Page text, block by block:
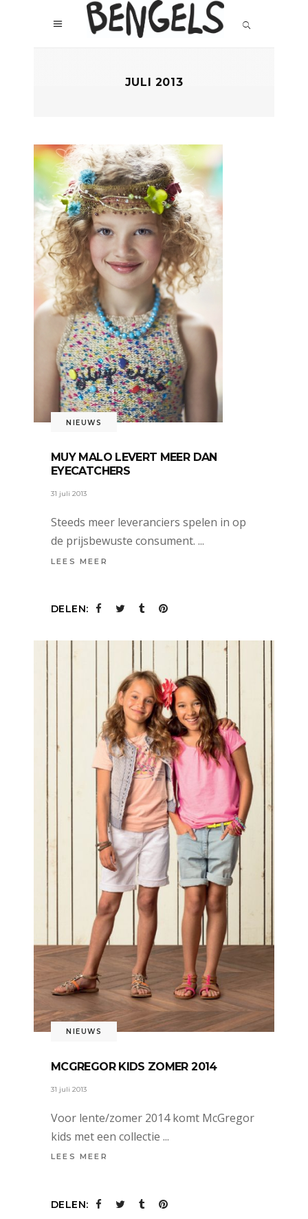
JULI 2013
NIEUWS
MUY MALO LEVERT MEER DAN
EYECATCHERS
31 juli 2013
Steeds meer leveranciers spelen in op
de prijsbewuste consument.
LEES MEER
DELEN:
NIEUWS
MCGREGOR KIDS ZOMER 2014
31 juli 2013
Voor lente/zomer 2014 komt McGregor
kids met een collectie
LEES MEER
DELEN: